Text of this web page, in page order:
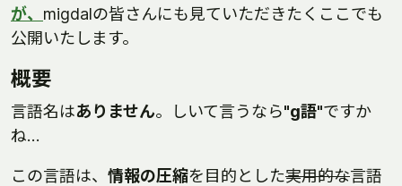
が、 migdalの皆さんにも見ていただきたくここでも
公開いたします。
概要
言語名はありません。しいて言うなら"g語"ですか
ね…
この言語は、 情報の圧縮を目的とした実用的な言語